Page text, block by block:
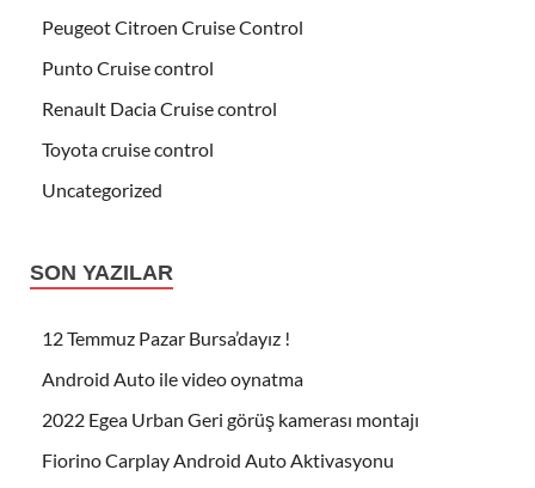
Peugeot Citroen Cruise Control
Punto Cruise control
Renault Dacia Cruise control
Toyota cruise control
Uncategorized
SON YAZILAR
12 Temmuz Pazar Bursa’dayız !
Android Auto ile video oynatma
2022 Egea Urban Geri görüş kamerası montajı
Fiorino Carplay Android Auto Aktivasyonu